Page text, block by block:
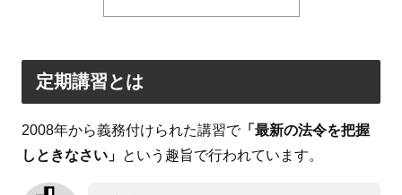
定期講習とは
2008年から義務付けられた講習で「最新の法令を把握
しときなさい」 という趣旨で行われています。